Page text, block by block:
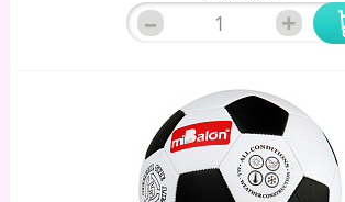
– +